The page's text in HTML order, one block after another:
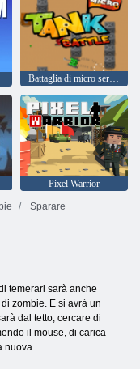
Battaglia di micro serbatoio
Pixel Warrior
Sparare
temerari sarà anche
zombie. E si avrà un
dal tetto, cercare di
il mouse, di carica -
nuova.